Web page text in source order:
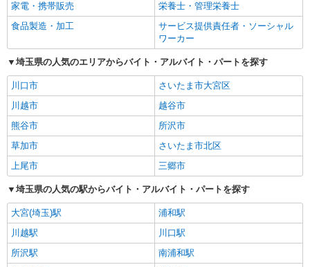
家電・携帯販売
栄養士・管理栄養士
食品製造・加工
サービス提供責任者・ソーシャル
ワーカー
埼玉県の人気のエリアからバイト・アルバイト・パートを探す
川口市
さいたま市大宮区
川越市
越谷市
熊谷市
所沢市
草加市
さいたま市北区
上尾市
三郷市
埼玉県の人気の駅からバイト・アルバイト・パートを探す
大宮(埼玉)駅
浦和駅
川越駅
川口駅
所沢駅
南浦和駅